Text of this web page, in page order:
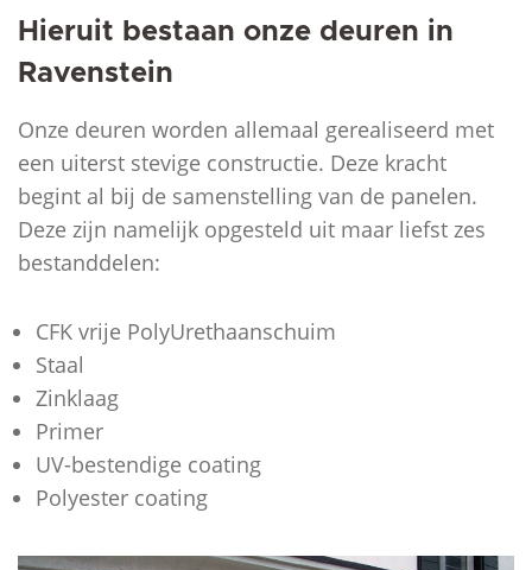
Hieruit bestaan onze deuren in
Ravenstein
Onze deuren worden allemaal gerealiseerd met
een uiterst stevige constructie. Deze kracht
begint al bij de samenstelling van de panelen.
Deze zijn namelijk opgesteld uit maar liefst zes
bestanddelen:
CFK vrije PolyUrethaanschuim
Staal
Zinklaag
Primer
UV-bestendige coating
Polyester coating